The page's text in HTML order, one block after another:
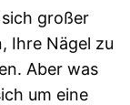
großer
Ihre Nägel zu
Aber was
um eine